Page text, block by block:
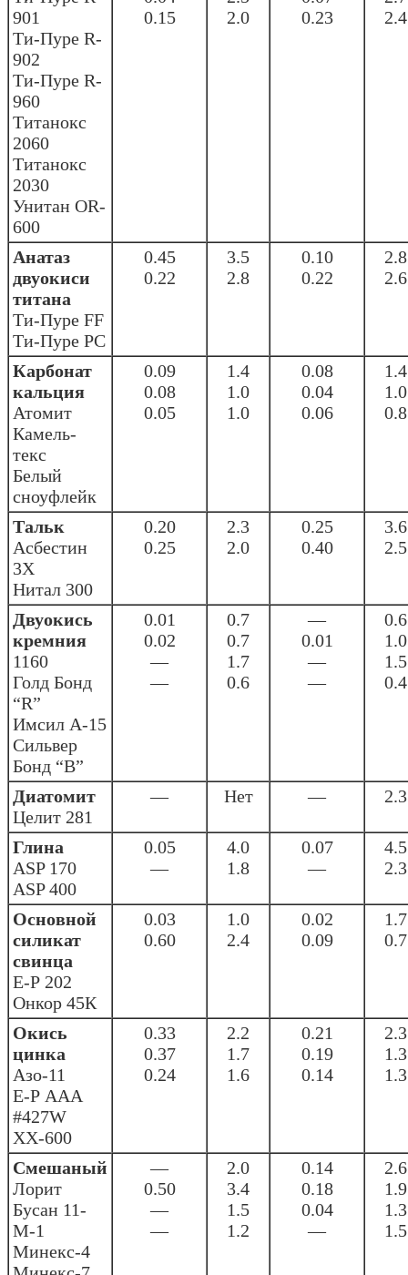
901
Ти-Пуре R-
902
Ти-Пуре R-
960
Титанокс
2060
Титанокс
2030
Унитан OR-
600
0.15
2.0
0.23
2.4
Анатаз
двуокиси
титана
Ти-Пуре FF
Ти-Пуре PC
0.45
0.22
3.5
2.8
0.10
0.22
2.8
2.6
Карбонат
кальция
Атомит
Камель-
текс
Белый
сноуфлейк
0.09
0.08
0.05
1.4
1.0
1.0
0.08
0.04
0.06
1.4
1.0
0.8
Тальк
Асбестин
3Х
Нитал 300
0.20
0.25
2.3
2.0
0.25
0.40
3.6
2.5
Двуокись
кремния
1160
Голд Бонд
“R”
Имсил А-15
Сильвер
Бонд “В”
0.01
0.02
—
—
0.7
0.7
1.7
0.6
—
0.01
—
—
0.6
1.0
1.5
0.4
Диатомит
Целит 281
— Нет — 2.3
Глина
ASP 170
ASP 400
0.05
—
4.0
1.8
0.07
—
4.5
2.3
Основной
силикат
свинца
Е-Р 202
Онкор 45К
0.03
0.60
1.0
2.4
0.02
0.09
1.7
0.7
Окись
цинка
Азо-11
Е-Р ААА
#427W
ХХ-600
0.33
0.37
0.24
2.2
1.7
1.6
0.21
0.19
0.14
2.3
1.3
1.3
Смешаный
Лорит
Бусан 11-
М-1
Минекс-4
—
0.50
—
—
2.0
3.4
1.5
1.2
0.14
0.18
0.04
—
2.6
1.9
1.3
1.5